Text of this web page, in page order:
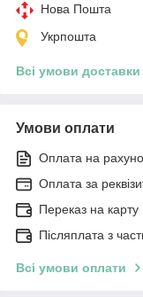
Нова Пошта
Укрпошта
Всі умови доставки
Умови оплати
Оплата на
Оплата за
Переказ на
Післяплата з
Всі умови оплати